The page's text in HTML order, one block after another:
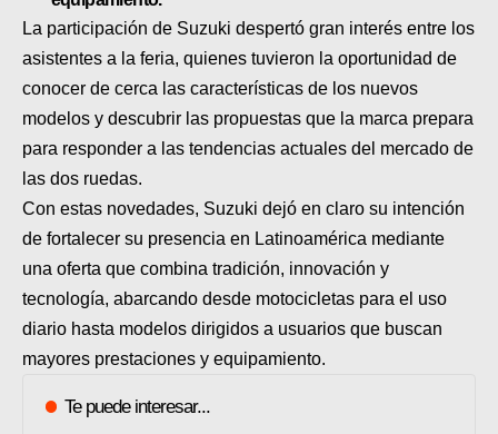
La participación de Suzuki despertó gran interés entre los
asistentes a la feria, quienes tuvieron la oportunidad de
conocer de cerca las características de los nuevos
modelos y descubrir las propuestas que la marca prepara
para responder a las tendencias actuales del mercado de
las dos ruedas.
Con estas novedades, Suzuki dejó en claro su intención
de fortalecer su presencia en Latinoamérica mediante
una oferta que combina tradición, innovación y
tecnología, abarcando desde motocicletas para el uso
diario hasta modelos dirigidos a usuarios que buscan
mayores prestaciones y equipamiento.
Te puede interesar...